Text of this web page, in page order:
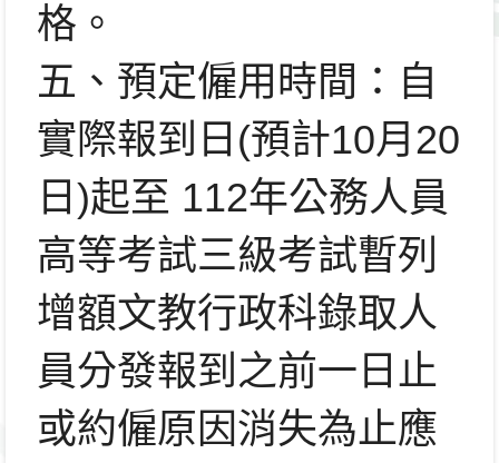
格。
五、預定僱用時間：自
實際報到日(預計10月20
日)起至 112年公務人員
高等考試三級考試暫列
增額文教行政科錄取人
員分發報到之前一日止
或約僱原因消失為止應